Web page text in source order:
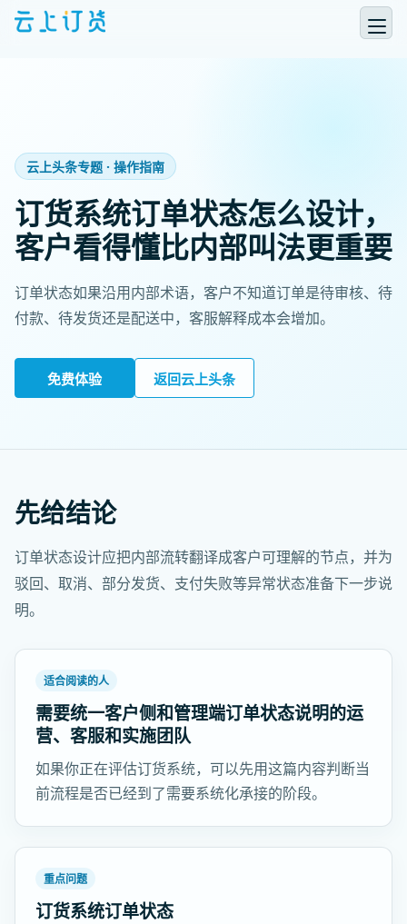
云上头条专题 · 操作指南
订货系统订单状态怎么设计，
客户看得懂比内部叫法更重要
订单状态如果沿用内部术语，客户不知道订单是待审核、待
付款、待发货还是配送中，客服解释成本会增加。
免费体验 返回云上头条
先给结论
订单状态设计应把内部流转翻译成客户可理解的节点，并为
驳回、取消、部分发货、支付失败等异常状态准备下一步说
明。
适合阅读的人
需要统一客户侧和管理端订单状态说明的运
营、客服和实施团队
如果你正在评估订货系统，可以先用这篇内容判断当
前流程是否已经到了需要系统化承接的阶段。
重点问题
订货系统订单状态